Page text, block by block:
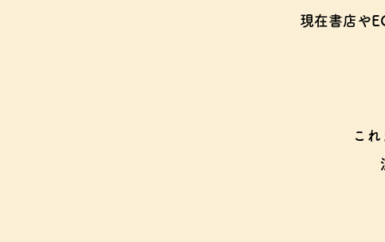
現在書店や
これ